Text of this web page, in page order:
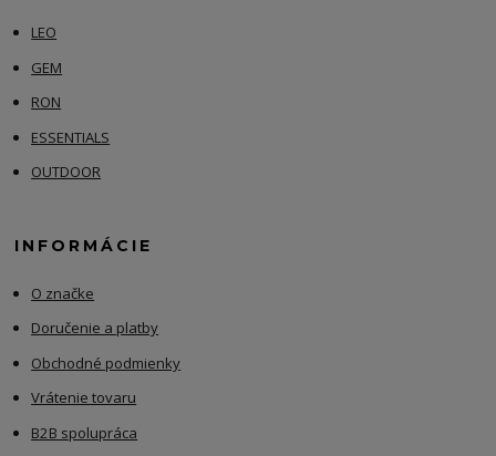
LEO
GEM
RON
ESSENTIALS
OUTDOOR
INFORMÁCIE
O značke
Doručenie a platby
Obchodné podmienky
Vrátenie tovaru
B2B spolupráca